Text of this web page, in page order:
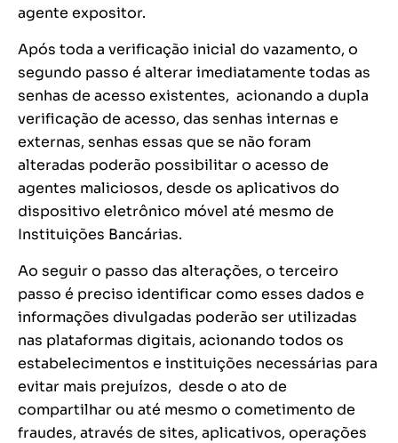
agente expositor.
Após toda a verificação inicial do vazamento, o
segundo passo é alterar imediatamente todas as
senhas de acesso existentes, acionando a dupla
verificação de acesso, das senhas internas e
externas, senhas essas que se não foram
alteradas poderão possibilitar o acesso de
agentes maliciosos, desde os aplicativos do
dispositivo eletrônico móvel até mesmo de
Instituições Bancárias.
Ao seguir o passo das alterações, o terceiro
passo é preciso identificar como esses dados e
informações divulgadas poderão ser utilizadas
nas plataformas digitais, acionando todos os
estabelecimentos e instituições necessárias para
evitar mais prejuízos, desde o ato de
compartilhar ou até mesmo o cometimento de
fraudes, através de sites, aplicativos, operações